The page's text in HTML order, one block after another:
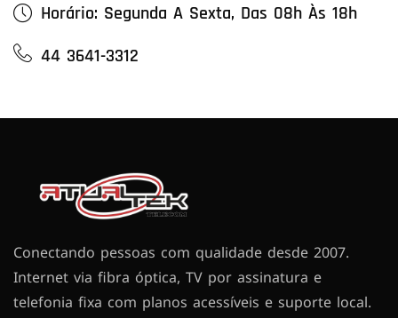
Horário: Segunda A Sexta, Das 08h Às 18h
44 3641-3312
Conectando pessoas com qualidade desde 2007.
Internet via fibra óptica, TV por assinatura e
telefonia fixa com planos acessíveis e suporte local.